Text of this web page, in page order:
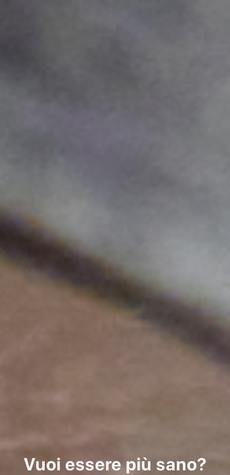
Vuoi essere più sano?